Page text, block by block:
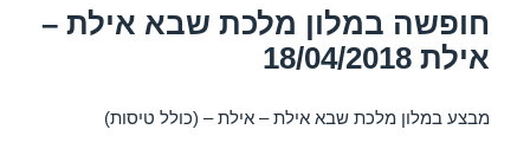
חופשה במלון מלכת שבא אילת –
אילת 18/04/2018
מבצע במלון מלכת שבא אילת – אילת – (כולל טיסות)